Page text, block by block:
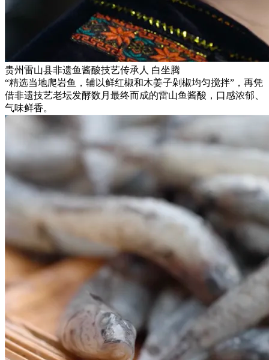
贵州雷山县非遗鱼酱酸技艺传承人 白坐腾
“精选当地爬岩鱼，辅以鲜红椒和木姜子剁椒均匀搅拌”，再凭
借非遗技艺老坛发酵数月最终而成的雷山鱼酱酸，口感浓郁、
气味鲜香。